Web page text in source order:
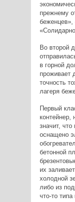
прежнему
Во второй
в горной
проживает
точность
лагеря
Первый
контейнер,
значит,
оснащено
бетонной
их
холодной
либо из
что-то